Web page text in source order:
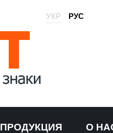
РУС
УКР
ПРОДУКЦИЯ О